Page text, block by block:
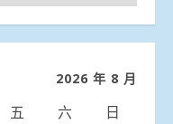
2026 年 8 月
五 六 日